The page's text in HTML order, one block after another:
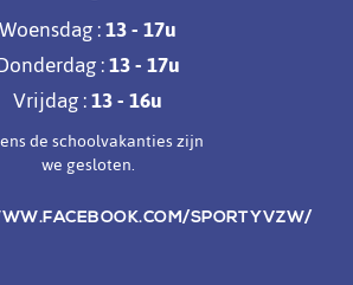
Woensdag :13 - 17u
:13 - 17u
Vrijdag :13 - 16u
de schoolvakanties zijn
we gesloten.
SPORTYVZW/